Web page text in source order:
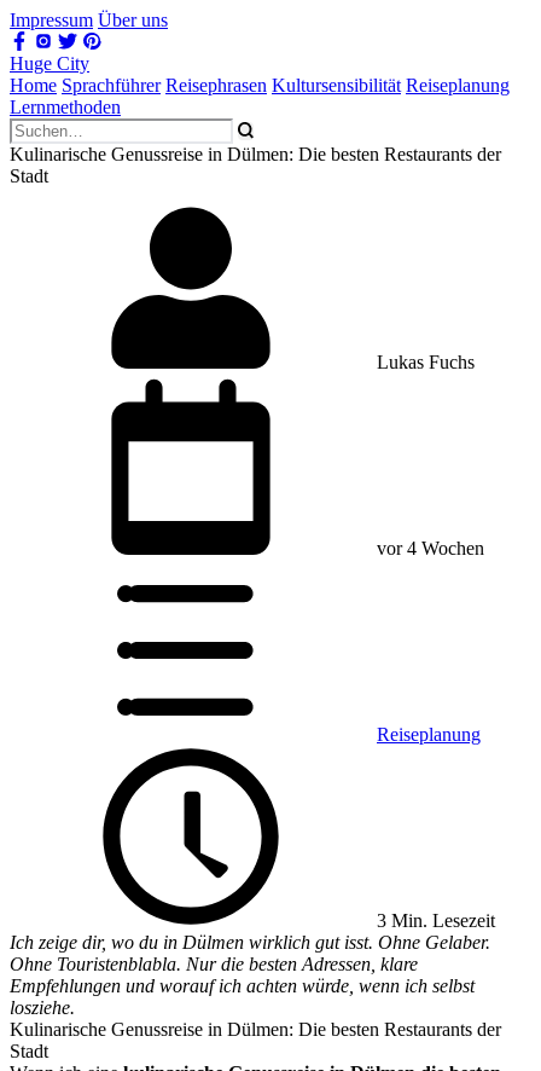
Impressum Über uns
Huge City
Home Sprachführer Reisephrasen Kultursensibilität Reiseplanung
Lernmethoden
Kulinarische Genussreise in Dülmen: Die besten Restaurants der
Stadt
Lukas Fuchs
vor 4 Wochen
Reiseplanung
3 Min. Lesezeit
Ich zeige dir, wo du in Dülmen wirklich gut isst. Ohne Gelaber.
Ohne Touristenblabla. Nur die besten Adressen, klare
Empfehlungen und worauf ich achten würde, wenn ich selbst
losziehe.
Kulinarische Genussreise in Dülmen: Die besten Restaurants der
Stadt